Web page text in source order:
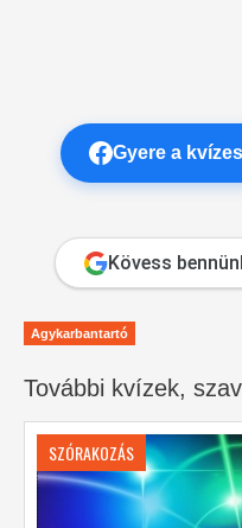
Gyere a
Kövess
Agykarbantartó
További kvízek,
SZÓRAKOZÁS